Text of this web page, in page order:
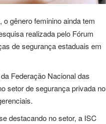
gênero feminino ainda tem
realizada pelo Fórum
de segurança estaduais em
Federação Nacional das
setor de segurança privada no
destacando no setor, a ISC